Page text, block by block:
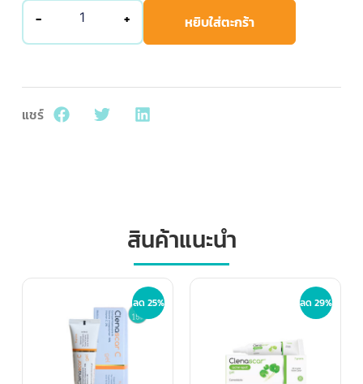
- + หยิบใส่ตะกร้า
แชร์
สินค้าแนะนำ
ลด 25% ลด 29%